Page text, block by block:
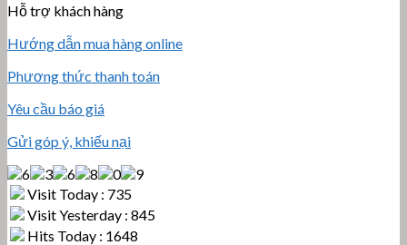
Hỗ trợ khách hàng
Hướng dẫn mua hàng online
Phương thức thanh toán
Yêu cầu báo giá
Gửi góp ý, khiếu nại
Visit Today : 735
Visit Yesterday : 845
Hits Today : 1648